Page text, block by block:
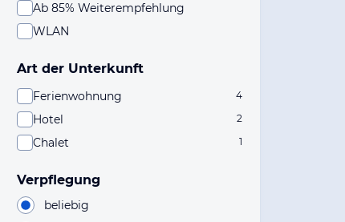
Ab 85% Weiterempfehlung
WLAN
Art der Unterkunft
Ferienwohnung 4
Hotel 2
Chalet 1
Verpflegung
beliebig